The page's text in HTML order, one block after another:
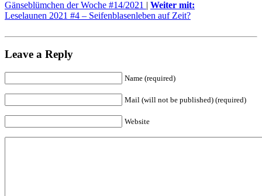
Gänseblümchen der Woche #14/2021 | Weiter mit:
Leselaunen 2021 #4 – Seifenblasenleben auf Zeit?
Leave a Reply
Name (required)
Mail (will not be published) (required)
Website